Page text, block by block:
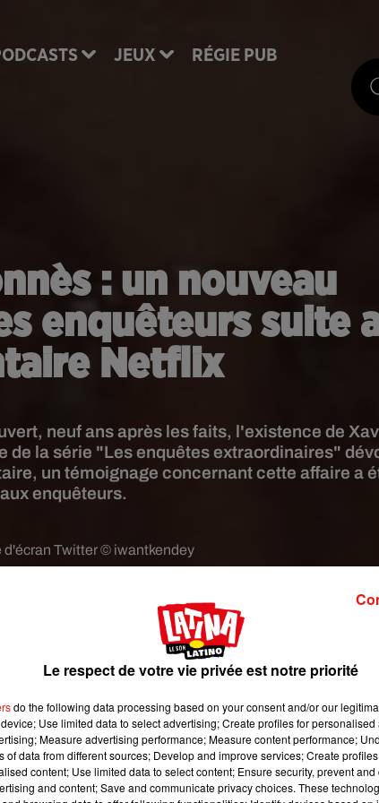
JEUX RÉGIE PUB
: un nouveau
enquêteurs suite
Netflix
neuf ans après les faits, l'existence de
de la série "Les enquêtes extraordinaires"
un témoignage concernant cette affaire a
enquêteurs.
d'écran Twitter © iwantkendey
épisode dédié à l’homme le plus recherché de France,
Mysteries – Les Enquêtes extraordinaires
de Ligonnès, de ses enfants Arthur, Thomas, Anne et
suspect Xavier Dupont de Ligonnès est introuvable, le
l'affaire, ont été très nombreux à exprimer leur effroi
sociaux.
retrouvé aux États-Unis ?
Dunn Meurer, le producteur exécutif de la série, a
Le respect de votre vie privée est notre priorité
do the following data processing based on your consent and/or our
Use limited data to select advertising; Create profiles for
Measure advertising performance; Measure content performance;
of data from different sources; Develop and improve services; Create
content; Use limited data to select content; Ensure security, prevent
and content; Save and communicate privacy choices. These